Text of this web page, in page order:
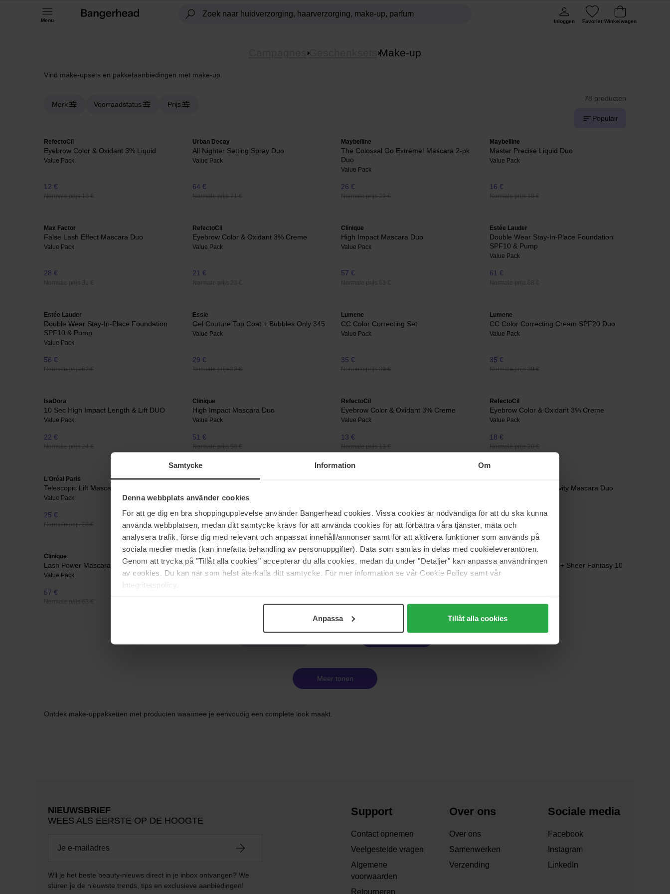
Samtycke Information Om
Denna webbplats använder cookies
För att ge dig en bra shoppingupplevelse använder Bangerhead cookies. Vissa cookies är nödvändiga för att du ska kunna
använda webbplatsen, medan ditt samtycke krävs för att använda cookies för att förbättra våra tjänster, mäta och
analysera trafik, förse dig med relevant och anpassat innehåll/annonser samt för att aktivera funktioner som används på
sociala medier media (kan innefatta behandling av personuppgifter). Data som samlas in delas med cookieleverantören.
Genom att trycka på "Tillåt alla cookies" accepterar du alla cookies, medan du under "Detaljer" kan anpassa användningen
av cookies. Du kan när som helst återkalla ditt samtycke. För mer information se vår Cookie Policy samt vår
Integritetspolicy.
Anpassa Tillåt alla cookies
Menu Inloggen Favoriet Winkelwagen
Geschenksets Make-up
Vind make-upsets en pakketaanbiedingen met make-up.
Merk Voorraadstatus Prijs
78 producten
Populair
RefectoCil
Eyebrow Color & Oxidant 3% Liquid
Value Pack
12 €
Normale prijs 13 €
Urban Decay
All Nighter Setting Spray Duo
Value Pack
64 €
Normale prijs 71 €
Maybelline
The Colossal Go Extreme! Mascara 2-pk
Duo
Value Pack
26 €
Normale prijs 29 €
Maybelline
Master Precise Liquid Duo
Value Pack
16 €
Normale prijs 18 €
Max Factor
False Lash Effect Mascara Duo
Value Pack
28 €
Normale prijs 31 €
RefectoCil
Eyebrow Color & Oxidant 3% Creme
Value Pack
21 €
Normale prijs 23 €
Clinique
High Impact Mascara Duo
Value Pack
57 €
Normale prijs 63 €
Estée Lauder
Double Wear Stay-In-Place Foundation
SPF10 & Pump
Value Pack
61 €
Normale prijs 68 €
Estée Lauder
Double Wear Stay-In-Place Foundation
SPF10 & Pump
Value Pack
56 €
Normale prijs 62 €
Essie
Gel Couture Top Coat + Bubbles Only 345
Value Pack
29 €
Normale prijs 32 €
Lumene
CC Color Correcting Set
Value Pack
35 €
Normale prijs 39 €
Lumene
CC Color Correcting Cream SPF20 Duo
Value Pack
35 €
Normale prijs 39 €
IsaDora
10 Sec High Impact Length & Lift DUO
Value Pack
22 €
Normale prijs 24 €
Clinique
High Impact Mascara Duo
Value Pack
51 €
Normale prijs 56 €
RefectoCil
Eyebrow Color & Oxidant 3% Creme
Value Pack
13 €
Normale prijs 13 €
RefectoCil
Eyebrow Color & Oxidant 3% Creme
Value Pack
18 €
Normale prijs 20 €
L'Oréal Paris
Telescopic Lift Mascara Black Duo
Value Pack
25 €
Normale prijs 28 €
Lancôme
Value Pack
76 €
Normale prijs 85 €
45 €
Normale prijs 50 €
High Impact Zero Gravity Mascara Duo
65 €
Normale prijs 73 €
Clinique
Lash Power Mascara Duo
Value Pack
57 €
Normale prijs 63 €
Clinique
Pop Lip & Cheek Oil Black Honey Duo
Value Pack
Fairy Tailor & Top Coat
Value Pack
Gel Couture Top Coat + Sheer Fantasy 10
Value Pack
Meer tonen
Ontdek make-uppakketten met producten waarmee je eenvoudig een complete look maakt.
NIEUWSBRIEF
WEES ALS EERSTE OP DE HOOGTE
Wil je het beste beauty-nieuws direct in je inbox ontvangen? We
sturen je de nieuwste trends, tips en exclusieve aanbiedingen!
Support
Contact opnemen
Veelgestelde vragen
Algemene
voorwaarden
Retourneren
Over ons
Over ons
Samenwerken
Verzending
Sociale media
Facebook
Instagram
LinkedIn